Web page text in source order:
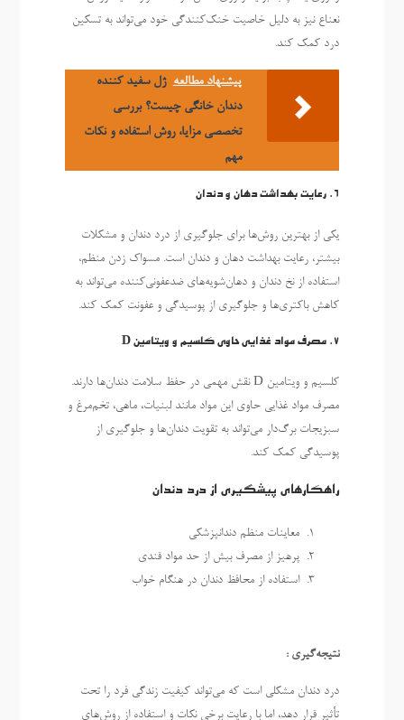
نعناع نیز به دلیل خاصیت خنک‌کنندگی خود می‌تواند به تسکین
درد کمک کند.
پیشنهاد مطالعه ژل سفید کننده
دندان خانگی چیست؟ بررسی
تخصصی مزایا، روش استفاده و نکات
مهم
6. رعایت بهداشت دهان و دندان
یکی از بهترین روش‌ها برای جلوگیری از درد دندان و مشکلات
بیشتر، رعایت بهداشت دهان و دندان است. مسواک زدن منظم،
استفاده از نخ دندان و دهان‌شویه‌های ضدعفونی‌کننده می‌تواند به
کاهش باکتری‌ها و جلوگیری از پوسیدگی و عفونت کمک کند.
7. مصرف مواد غذایی حاوی کلسیم و ویتامین D
کلسیم و ویتامین D نقش مهمی در حفظ سلامت دندان‌ها دارند.
مصرف مواد غذایی حاوی این مواد مانند لبنیات، ماهی، تخم‌مرغ و
سبزیجات برگ‌دار می‌تواند به تقویت دندان‌ها و جلوگیری از
پوسیدگی کمک کند.
راهکارهای پیشگیری از درد دندان
معاینات منظم دندانپزشکی
پرهیز از مصرف بیش از حد مواد قندی
استفاده از محافظ دندان در هنگام خواب
نتیجه‌گیری :
درد دندان مشکلی است که می‌تواند کیفیت زندگی فرد را تحت
تأثیر قرار دهد، اما با رعایت برخی نکات و استفاده از روش‌های